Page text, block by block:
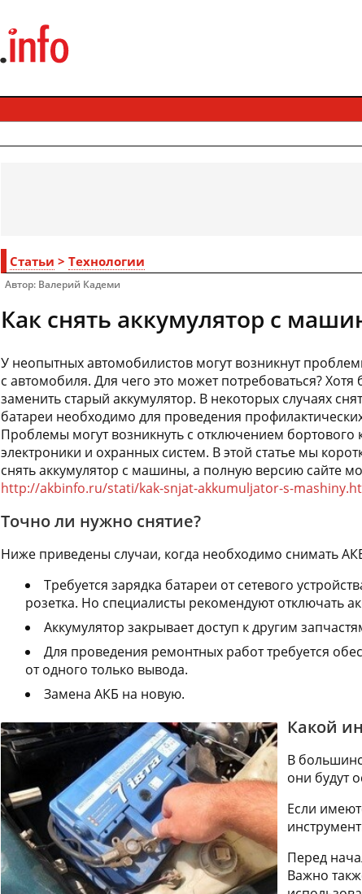
Статьи > Технологии
Автор: Валерий Кадеми
Как снять аккумулятор с
У неопытных автомобилистов могут возникнут
с автомобиля. Для чего это может потребоваться?
заменить старый аккумулятор. В некоторых случаях
батареи необходимо для проведения
Проблемы могут возникнуть с отключением
электроники и охранных систем. В этой статье мы
снять аккумулятор с машины, а полную версию сайте
http://akbinfo.ru/stati/kak-snjat-akkumuljator-s-
Точно ли нужно снятие?
Ниже приведены случаи, когда необходимо снимать
Требуется зарядка батареи от сетевого
розетка. Но специалисты рекомендуют отключать
Аккумулятор закрывает доступ к другим
Для проведения ремонтных работ требуется
от одного только вывода.
Замена АКБ на новую.
Какой
В
они будут
Если
Перед
Важно